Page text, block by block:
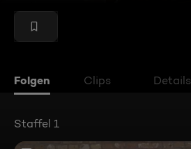
Folgen Clips Details
Staffel 1